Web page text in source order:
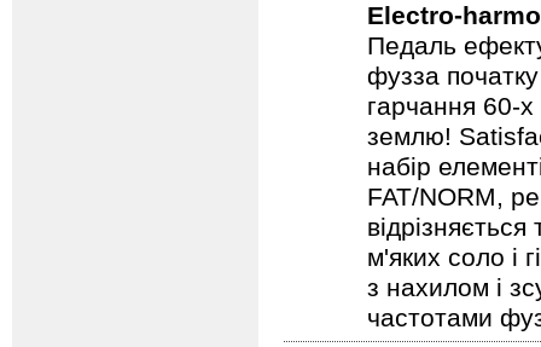
Electro-
Педаль
фузза
гарчання 60-
землю!
набір
FAT/NORM,
м'яких соло і
з нахилом і
частотами